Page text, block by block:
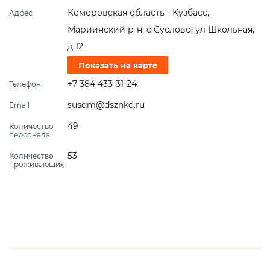
Адрес
Кемеровская область - Кузбасс,
Мариинский р-н, с Суслово, ул Школьная,
д 12
Показать на карте
Телефон +7 384 433-31-24
Email susdm@dsznko.ru
Количество
персонала
49
Количество
проживающих
53